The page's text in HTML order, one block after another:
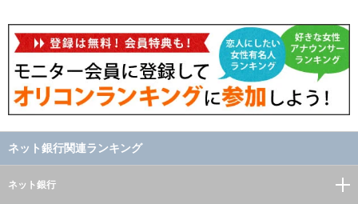
ネット銀行関連ランキング
ネット銀行